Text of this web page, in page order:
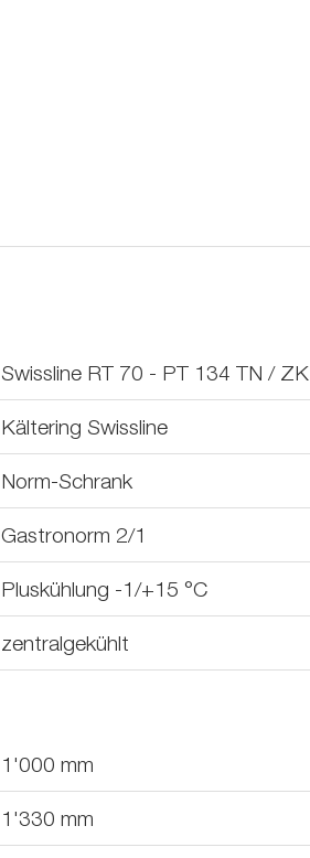
Swissline RT 70 - PT 134 TN / ZK
Kältering Swissline
Norm-Schrank
Gastronorm 2/1
Pluskühlung -1/+15 °C
zentralgekühlt
1'000 mm
1'330 mm